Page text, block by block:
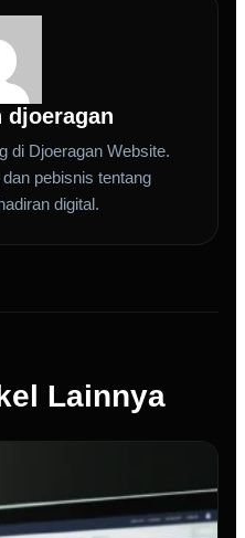
di Djoeragan Website.
pebisnis tentang
digital.
Lainnya